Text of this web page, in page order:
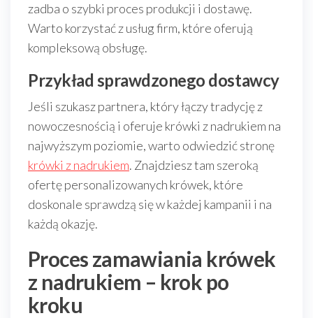
zadba o szybki proces produkcji i dostawę.
Warto korzystać z usług firm, które oferują
kompleksową obsługę.
Przykład sprawdzonego dostawcy
Jeśli szukasz partnera, który łączy tradycję z
nowoczesnością i oferuje krówki z nadrukiem na
najwyższym poziomie, warto odwiedzić stronę
krówki z nadrukiem. Znajdziesz tam szeroką
ofertę personalizowanych krówek, które
doskonale sprawdzą się w każdej kampanii i na
każdą okazję.
Proces zamawiania krówek
z nadrukiem – krok po
kroku